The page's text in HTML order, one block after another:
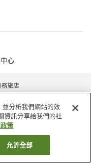
心
務旅店
並分析我們網站的效
資訊分享給我們的社
策
允許全部